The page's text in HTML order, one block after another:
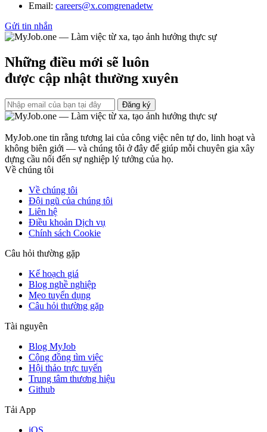
Email: careers@x.comgrenadetw
Gửi tin nhắn
Những điều mới sẽ luôn
được cập nhật thường xuyên
Đăng ký
MyJob.one tin rằng tương lai của công việc nên tự do, linh hoạt và
không biên giới — và chúng tôi ở đây để giúp mỗi chuyên gia xây
dựng cầu nối đến sự nghiệp lý tưởng của họ.
Về chúng tôi
Về chúng tôi
Đội ngũ của chúng tôi
Liên hệ
Điều khoản Dịch vụ
Chính sách Cookie
Câu hỏi thường gặp
Kế hoạch giá
Blog nghề nghiệp
Mẹo tuyển dụng
Câu hỏi thường gặp
Tài nguyên
Blog MyJob
Cộng đồng tìm việc
Hội thảo trực tuyến
Trung tâm thương hiệu
Github
Tải App
iOS